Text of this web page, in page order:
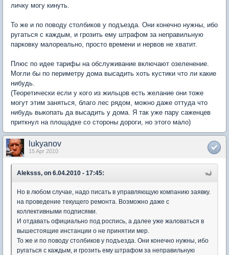
личку могу кинуть.
То же и по поводу столбиков у подъезда. Они конечно нужны, ибо
ругаться с каждым, и грозить ему штрафом за неправильную
парковку малореально, просто времени и нервов не хватит.
Плюс по идее тарифы на обслуживание включают озеленение.
Могли бы по периметру дома высадить хоть кустики что ли какие
нибудь.
(Теоретически если у кого из жильцов есть желание они тоже
могут этим заняться, благо лес рядом, можно даже оттуда что
нибудь выкопать да высадить у дома. Я так уже пару саженцев
приткнул на площадке со стороны дороги, но этого мало)
lukyanov
15 Apr 2010
Aleksss, on 6.04.2010 - 17:45:
Но в любом случае, надо писать в управляющую компанию заявку.
на проведение текущего ремонта. Возможно даже с
коллективными подписями.
И отдавать официально под роспись, а далее уже жаловаться в
вышестоящие инстанции о не принятии мер.
То же и по поводу столбиков у подъезда. Они конечно нужны, ибо
ругаться с каждым, и грозить ему штрафом за неправильную